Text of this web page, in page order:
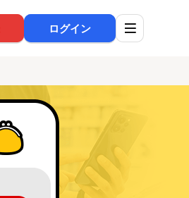
ログイン